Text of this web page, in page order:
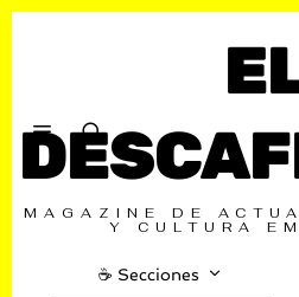
MAGAZINE DE
Y CULTURA
☕️ Secciones